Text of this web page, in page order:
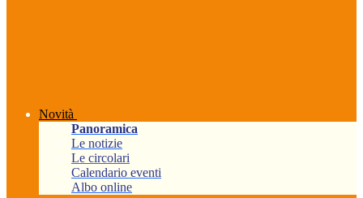
Novità
Panoramica
Le notizie
Le circolari
Calendario eventi
Albo online